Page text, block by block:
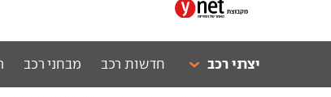
יצרני רכב חדשות רכב מבחני רכב